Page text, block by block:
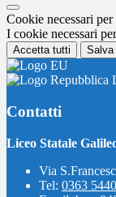
Cookie necessari
I cookie necessari
Accetta tutti Salva
Contatti
Liceo Statale
Via
Tel: 0363